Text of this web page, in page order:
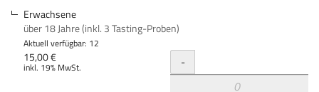
Erwachsene
über 18 Jahre (inkl. 3 Tasting-Proben)
Aktuell verfügbar: 12
15,00 €
inkl. 19% MwSt. Menge
-